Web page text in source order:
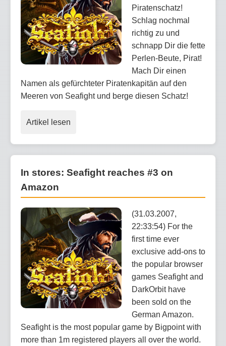
Piratenschatz!
Schlag nochmal
richtig zu und
schnapp Dir die fette
Perlen-Beute, Pirat!
Mach Dir einen
Namen als gefürchteter Piratenkapitän auf den
Meeren von Seafight und berge diesen Schatz!
Artikel lesen
In stores: Seafight reaches #3 on
Amazon
(31.03.2007,
22:33:54) For the
first time ever
exclusive add-ons to
the popular browser
games Seafight and
DarkOrbit have
been sold on the
German Amazon.
Seafight is the most popular game by Bigpoint with
more than 1m registered players all over the world.